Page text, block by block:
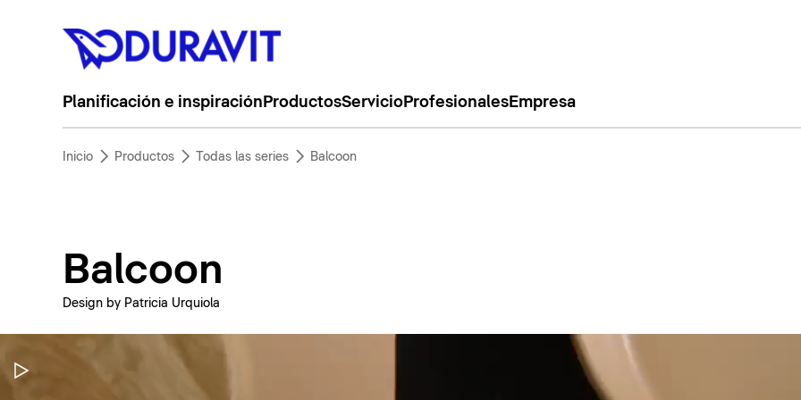
Planificación e inspiración ProductosServicioProfesionalesEmpresa
Inicio Productos Todas las series Balcoon
Balcoon
Design by Patricia Urquiola
Pausar vídeo